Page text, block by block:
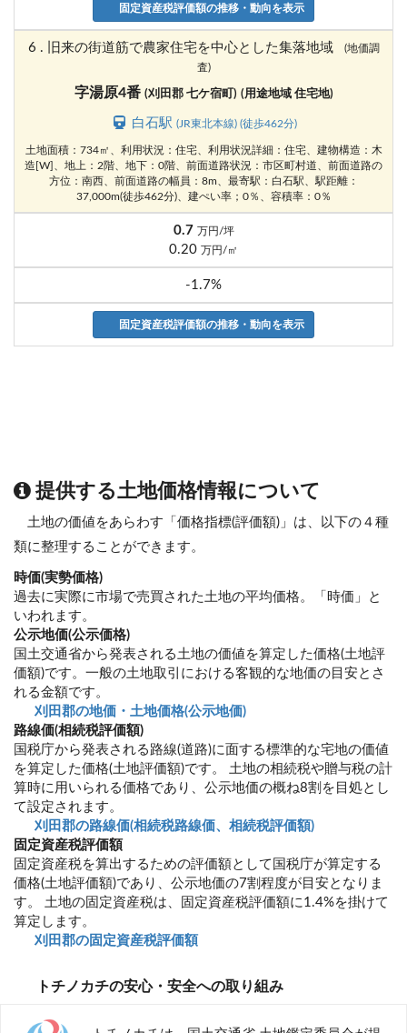
固定資産税評価額の推移・動向を表示
6 . 旧来の街道筋で農家住宅を中心とした集落地域
(地価調
査)
字湯原4番 (刈田郡 七ケ宿町) (用途地域 住宅地)
白石駅 (JR東北本線) (徒歩462分)
土地面積：734㎡、利用状況：住宅、利用状況詳細：住宅、建物構造：木
造[W]、地上：2階、地下：0階、前面道路状況：市区町村道、前面道路の
方位：南西、前面道路の幅員：8m、最寄駅：白石駅、駅距離：
37,000m(徒歩462分)、建ぺい率；0％、容積率：0％
0.7 万円/坪
0.20 万円/㎡
-1.7%
固定資産税評価額の推移・動向を表示
提供する土地価格情報について
土地の価値をあらわす「価格指標(評価額)」は、以下の４種
類に整理することができます。
時価(実勢価格)
過去に実際に市場で売買された土地の平均価格。「時価」と
いわれます。
公示地価(公示価格)
国土交通省から発表される土地の価値を算定した価格(土地評
価額)です。一般の土地取引における客観的な地価の目安とさ
れる金額です。
刈田郡の地価・土地価格(公示地価)
路線価(相続税評価額)
国税庁から発表される路線(道路)に面する標準的な宅地の価値
を算定した価格(土地評価額)です。 土地の相続税や贈与税の計
算時に用いられる価格であり、公示地価の概ね8割を目処とし
て設定されます。
刈田郡の路線価(相続税路線価、相続税評価額)
固定資産税評価額
固定資産税を算出するための評価額として国税庁が算定する
価格(土地評価額)であり、公示地価の7割程度が目安となりま
す。 土地の固定資産税は、固定資産税評価額に1.4%を掛けて
算定します。
刈田郡の固定資産税評価額
トチノカチの安心・安全への取り組み